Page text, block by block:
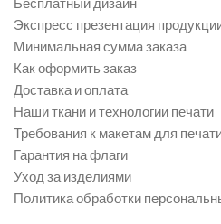
Экспресс презентация
Минимальная сумма заказа
Как оформить заказ
Доставка и оплата
Наши ткани и технологии печати
Требования к макетам для
Гарантия на флаги
Уход за изделиями
Политика обработки